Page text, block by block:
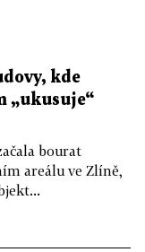
kde
„ukusuje“
bourat
areálu ve Zlíně,